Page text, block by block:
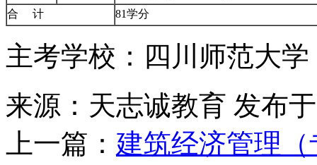
合 计
81学分
主考学校：四川师范大学
来源：天志诚教育 发布
上一篇： 建筑经济管理